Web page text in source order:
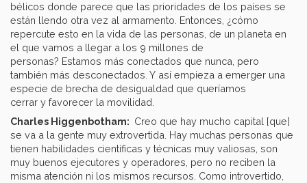
bélicos donde parece que las prioridades de los países se
están llendo otra vez al armamento. Entonces, ¿cómo
repercute esto en la vida de las personas, de un planeta en
el que vamos a llegar a los 9 millones de
personas? Estamos más conectados que nunca, pero
también más desconectados. Y así empieza a emerger una
especie de brecha de desigualdad que queríamos
cerrar y favorecer la movilidad.
Charles Higgenbotham: Creo que hay mucho capital [que]
se va a la gente muy extrovertida. Hay muchas personas que
tienen habilidades científicas y técnicas muy valiosas, son
muy buenos ejecutores y operadores, pero no reciben la
misma atención ni los mismos recursos. Como introvertido,